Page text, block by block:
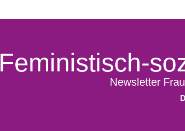
Feministisch-
Newsletter